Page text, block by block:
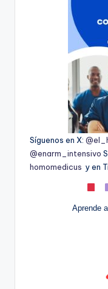
Síguenos en X:
@enarm_intensivo
homomedicus y en
Aprende